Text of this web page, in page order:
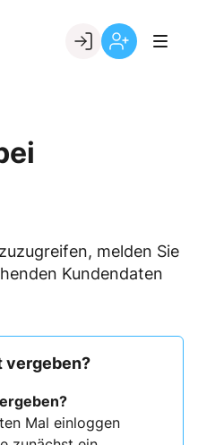
melden Sie
Kundendaten
vergeben?
Mal einloggen